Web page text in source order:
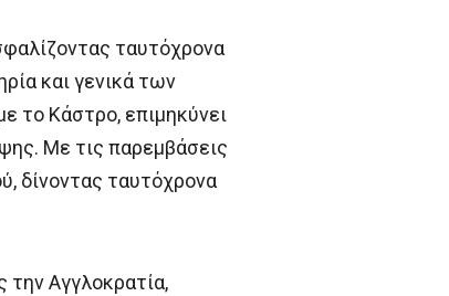
ταυτόχρονα
και γενικά των
το Κάστρο, επιμηκύνει
Με τις παρεμβάσεις
δίνοντας ταυτόχρονα
Αγγλοκρατία,